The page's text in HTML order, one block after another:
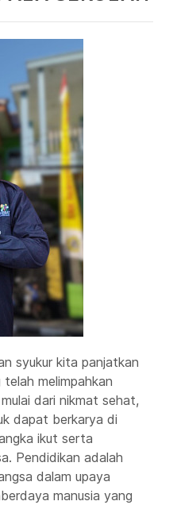
syukur kita panjatkan
melimpahkan
dari nikmat sehat,
dapat berkarya di
ikut serta
Pendidikan adalah
dalam upaya
manusia yang